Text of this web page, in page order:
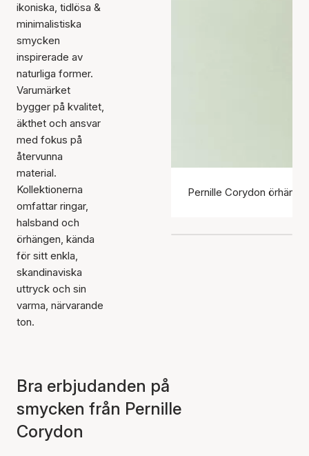
ikoniska, tidlösa &
minimalistiska
smycken
inspirerade av
naturliga former.
Varumärket
bygger på kvalitet,
äkthet och ansvar
med fokus på
återvunna
material.
Kollektionerna
omfattar ringar,
halsband och
örhängen, kända
för sitt enkla,
skandinaviska
uttryck och sin
varma, närvarande
ton.
Pernille Corydon
Bra erbjudanden på
smycken från Pernille
Corydon